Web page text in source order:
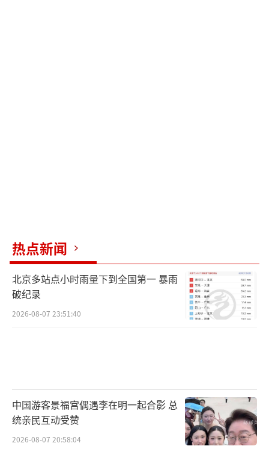
热点新闻
北京多站点小时雨量下到全国第一 暴雨
破纪录
2026-08-07 23:51:40
中国游客景福宫偶遇李在明一起合影 总
统亲民互动受赞
2026-08-07 20:58:04